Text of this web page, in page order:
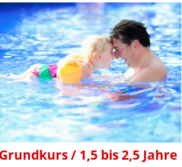
/ 1,5 bis 2,5 Jahre